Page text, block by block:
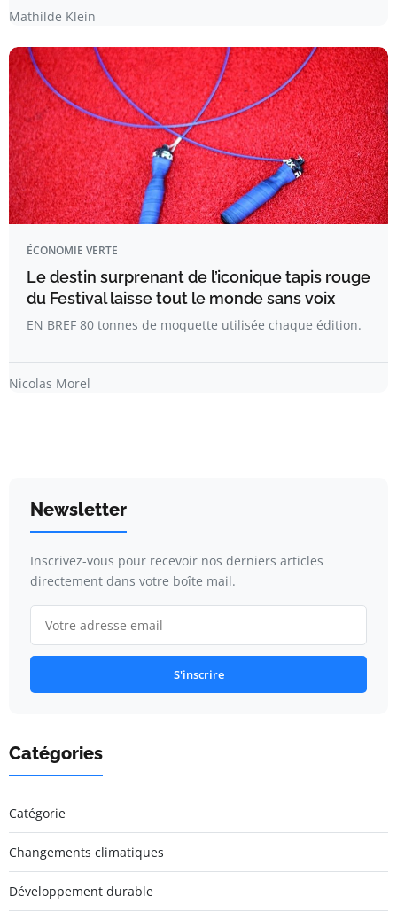
Mathilde Klein
ÉCONOMIE VERTE
Le destin surprenant de l’iconique tapis rouge
du Festival laisse tout le monde sans voix
EN BREF 80 tonnes de moquette utilisée chaque édition.
Nicolas Morel
Newsletter
Inscrivez-vous pour recevoir nos derniers articles
directement dans votre boîte mail.
S'inscrire
Catégories
Catégorie
Changements climatiques
Développement durable